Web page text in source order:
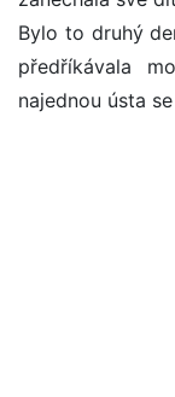
Bylo to druhý
předříkávala
najednou ústa